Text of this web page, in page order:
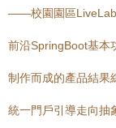
——校園園區LiveLab
前沿SpringBoot基本
制作而成的產品結果
統一門戶引導走向抽